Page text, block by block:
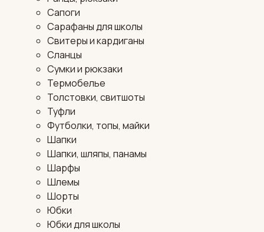
Сапоги
Сарафаны для школы
Свитеры и кардиганы
Сланцы
Сумки и рюкзаки
Термобелье
Толстовки, свитшоты
Туфли
Футболки, топы, майки
Шапки
Шапки, шляпы, панамы
Шарфы
Шлемы
Шорты
Юбки
Юбки для школы